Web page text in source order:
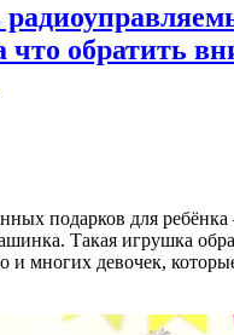
обратить
подарков для
Такая игрушка
и многих девочек,